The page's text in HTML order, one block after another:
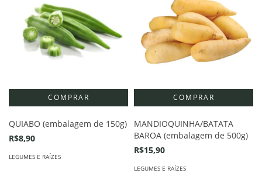
QUIABO (embalagem de 150g)
R$8,90
LEGUMES E RAÍZES
MANDIOQUINHA/BATATA
BAROA (embalagem de 500g)
R$15,90
LEGUMES E RAÍZES